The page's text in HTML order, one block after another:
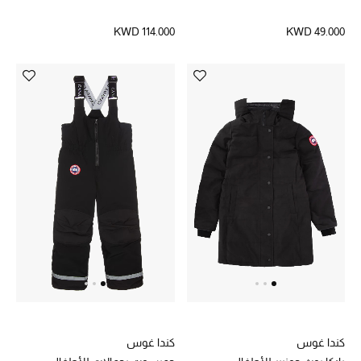
العودة إلى المدرسة
مستلزمات المنزل
عرض جميع المنتجات
الهدايا
ما وصلنا حديثا
الديكورات والإكسسوارات
KWD 49.000
KWD 114.000
كندا غوس
كندا غوس